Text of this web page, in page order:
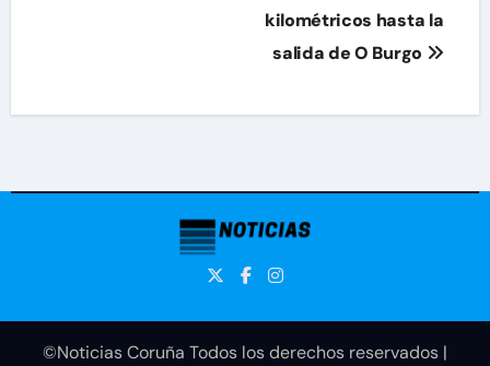
kilométricos hasta la
salida de O Burgo
©Noticias Coruña Todos los derechos reservados |